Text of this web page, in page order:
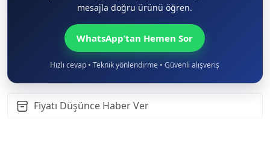
mesajla doğru ürünü öğren.
WhatsApp’tan Hemen Sor
Hızlı cevap • Teknik yönlendirme • Güvenli alışveriş
Fiyatı Düşünce Haber Ver